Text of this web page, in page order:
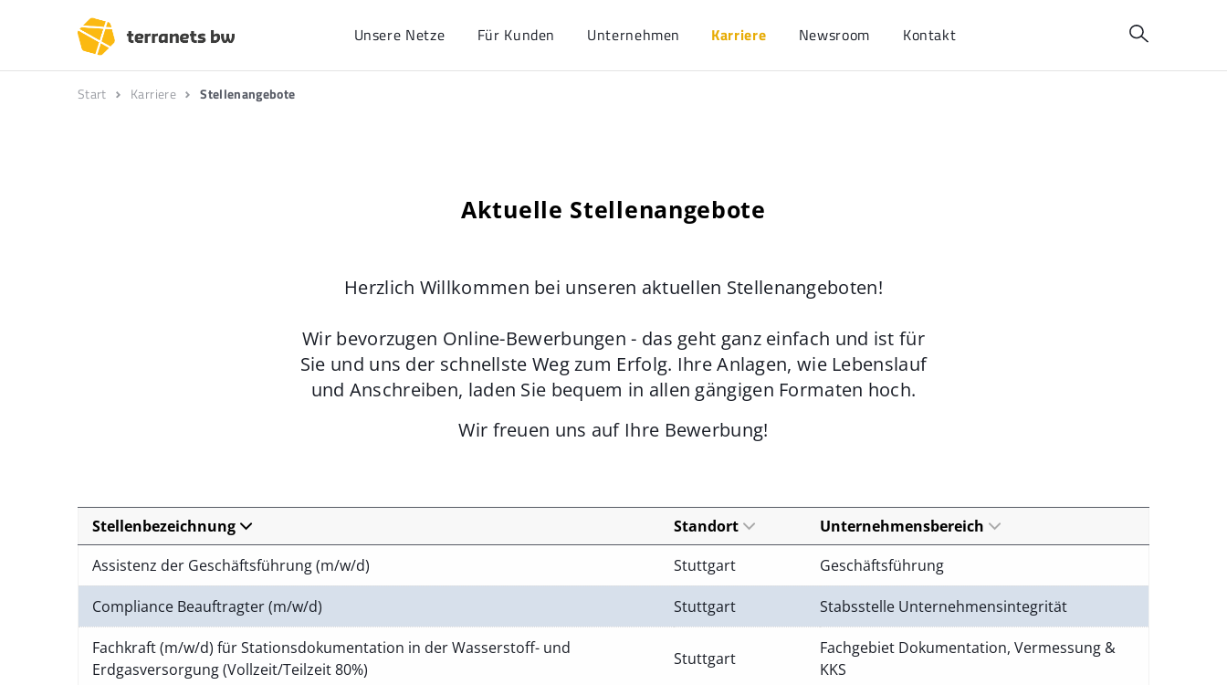
Unsere Netze Für Kunden Unternehmen Karriere Newsroom Kontakt
Start Karriere Stellenangebote
Aktuelle Stellenangebote
Herzlich Willkommen bei unseren aktuellen Stellenangeboten!
Wir bevorzugen Online-Bewerbungen - das geht ganz einfach und ist für
Sie und uns der schnellste Weg zum Erfolg. Ihre Anlagen, wie Lebenslauf
und Anschreiben, laden Sie bequem in allen gängigen Formaten hoch.
Wir freuen uns auf Ihre Bewerbung!
Stellenbezeichnung Standort
Unternehmensbereich
Assistenz der Geschäftsführung (m/w/d)
Stuttgart Geschäftsführung
Compliance Beauftragter (m/w/d) Stuttgart Stabsstelle Unternehmensintegrität
Fachkraft (m/w/d) für Stationsdokumentation in der Wasserstoff- und
Erdgasversorgung (Vollzeit/Teilzeit 80%)
Stuttgart
Fachgebiet Dokumentation, Vermessung &
KKS